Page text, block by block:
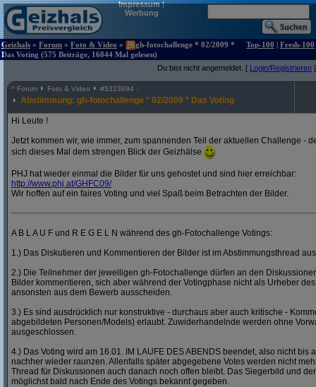
Impressum|
Werbung
Geizhals » Forum » Foto & Video »
gh-fotochallenge * 02/2009 *
Das Voting (575 Beiträge, 16844 Mal gelesen)
Top-100 | Fresh-100
Du bist nicht angemeldet. [ Login/Registrieren ]
^ Forum Foto & Video #5323894
Abstimmung: gh-fotochallenge * 02/2009 * Das Voting
Hi Leute !
Jetzt kommen wir, wie immer, zum spannenden Teil der aktuellen Challenge -
sich dieses Mal dem strengen Blick der Geizhälse
PHJ hat wieder einmal die Bilder für uns gehostet und sind hier erreichbar:
http://www.phj.at/GHFC09/
Wir hoffen auf ein faires Voting und viel Spaß beim Betrachten der Bilder.
A B L A U F und R E G E L N während des gh-Fotochallenge Votings:
1.) Das Diskutieren und Kommentieren der Bilder ist im Abstimmungsthread
2.) Die Teilnehmer der jeweiligen gh-Fotochallenge dürfen an den
Bilder kommentieren, sich aber während der Votingphase nicht als Urheber
ansonsten aus dem Bewerb ausscheiden.
3.) Es sind ausdrücklich nur konstruktive - durchaus aber auch kritische -
abgebildeten Personen/Models) erlaubt. Zuwiderhandelnde werden ohne
ausgeschlossen.
4.) Das Voting wird am 16.01. IM LAUFE DES ABENDS beendet, also nicht bis
nachher wieder raunzen. Allenfalls später abgegebene Votes werden nicht
Thread für Diskussionen auch danach noch offen bleibt. Das Siegerbild und
möglichst bald nach Ende des Votings bekannt gegeben.